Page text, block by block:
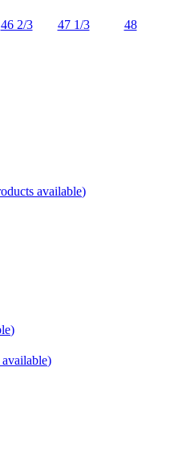
46 2/3 47 1/3 48
available)
)
)